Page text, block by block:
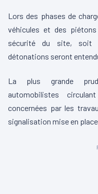
Lors des phases de
véhicules et des
sécurité du site, soit
détonations seront
La plus grande
automobilistes
concernées par les
signalisation mise en